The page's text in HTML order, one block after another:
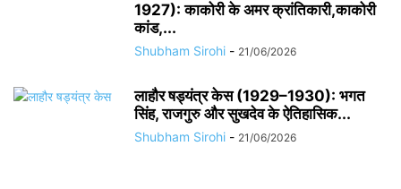
1927): काकोरी के अमर क्रांतिकारी,काकोरी
कांड,...
Shubham Sirohi - 21/06/2026
लाहौर षड्यंत्र केस (1929–1930): भगत
सिंह, राजगुरु और सुखदेव के ऐतिहासिक...
Shubham Sirohi - 21/06/2026